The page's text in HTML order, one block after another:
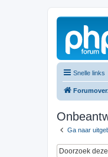
Snelle links
Ga naar